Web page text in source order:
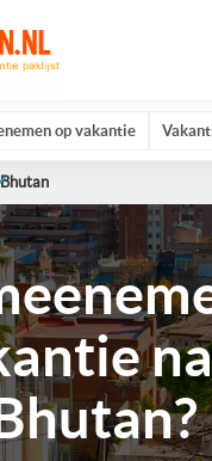
op vakantie
Bhutan